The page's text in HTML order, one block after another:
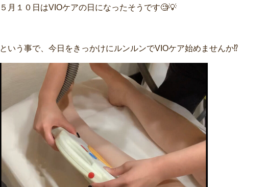
５月１０日はVIOケアの日になったそうです🧐💡
という事で、今日をきっかけにルンルンでVIOケア始めませんか⁉